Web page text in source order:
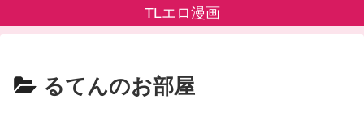
TLエロ漫画
るてんのお部屋